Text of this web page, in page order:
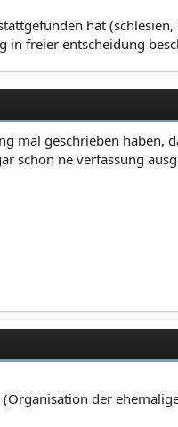
hat
in freier entscheidung
mal geschrieben haben,
schon ne verfassung
der